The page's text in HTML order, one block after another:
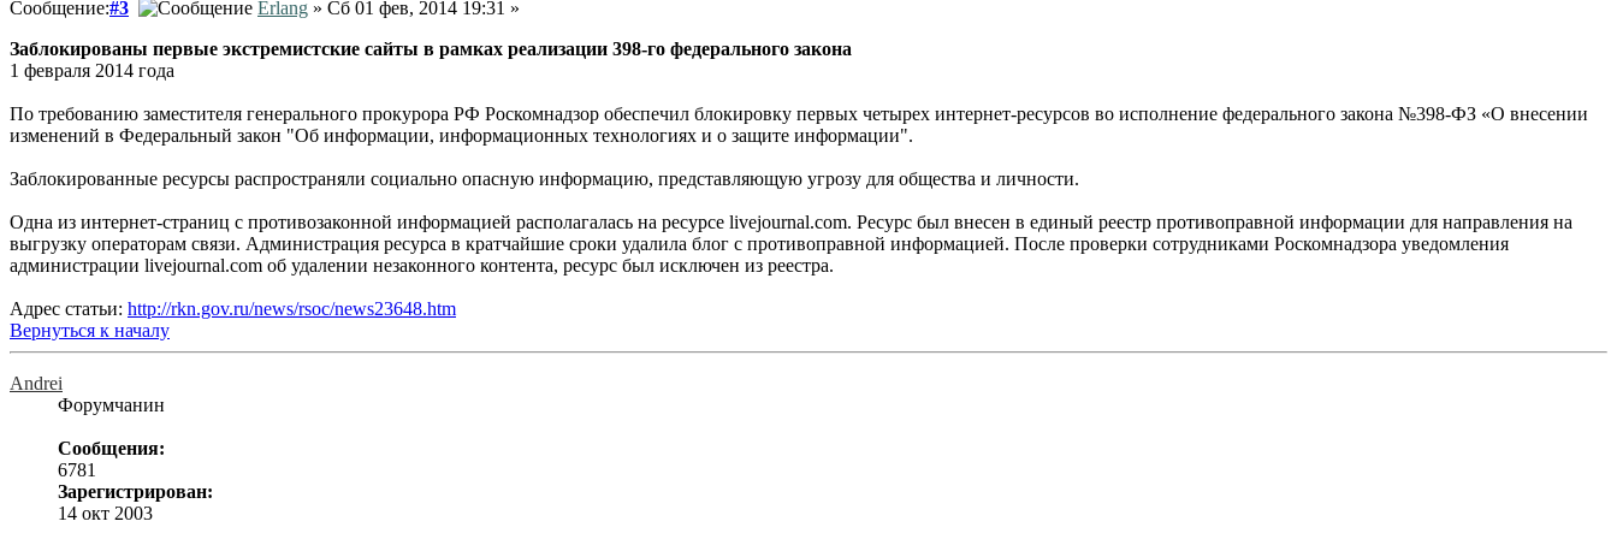
Сообщение:#3 Erlang » Сб 01 фев, 2014 19:31 »
Заблокированы первые экстремистские сайты в рамках реализации 398-го федерального закона
1 февраля 2014 года
По требованию заместителя генерального прокурора РФ Роскомнадзор обеспечил блокировку первых четырех интернет-ресурсов во исполнение федерального закона №398-ФЗ «О внесении
изменений в Федеральный закон "Об информации, информационных технологиях и о защите информации".
Заблокированные ресурсы распространяли социально опасную информацию, представляющую угрозу для общества и личности.
Одна из интернет-страниц с противозаконной информацией располагалась на ресурсе livejournal.com. Ресурс был внесен в единый реестр противоправной информации для направления на
выгрузку операторам связи. Администрация ресурса в кратчайшие сроки удалила блог с противоправной информацией. После проверки сотрудниками Роскомнадзора уведомления
администрации livejournal.com об удалении незаконного контента, ресурс был исключен из реестра.
Адрес статьи: http://rkn.gov.ru/news/rsoc/news23648.htm
Вернуться к началу
Andrei
Форумчанин
Сообщения:
6781
Зарегистрирован:
14 окт 2003